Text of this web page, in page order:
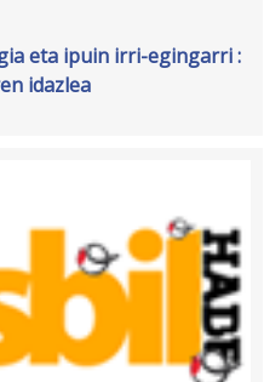
eta ipuin irri-egingarri :
idazlea